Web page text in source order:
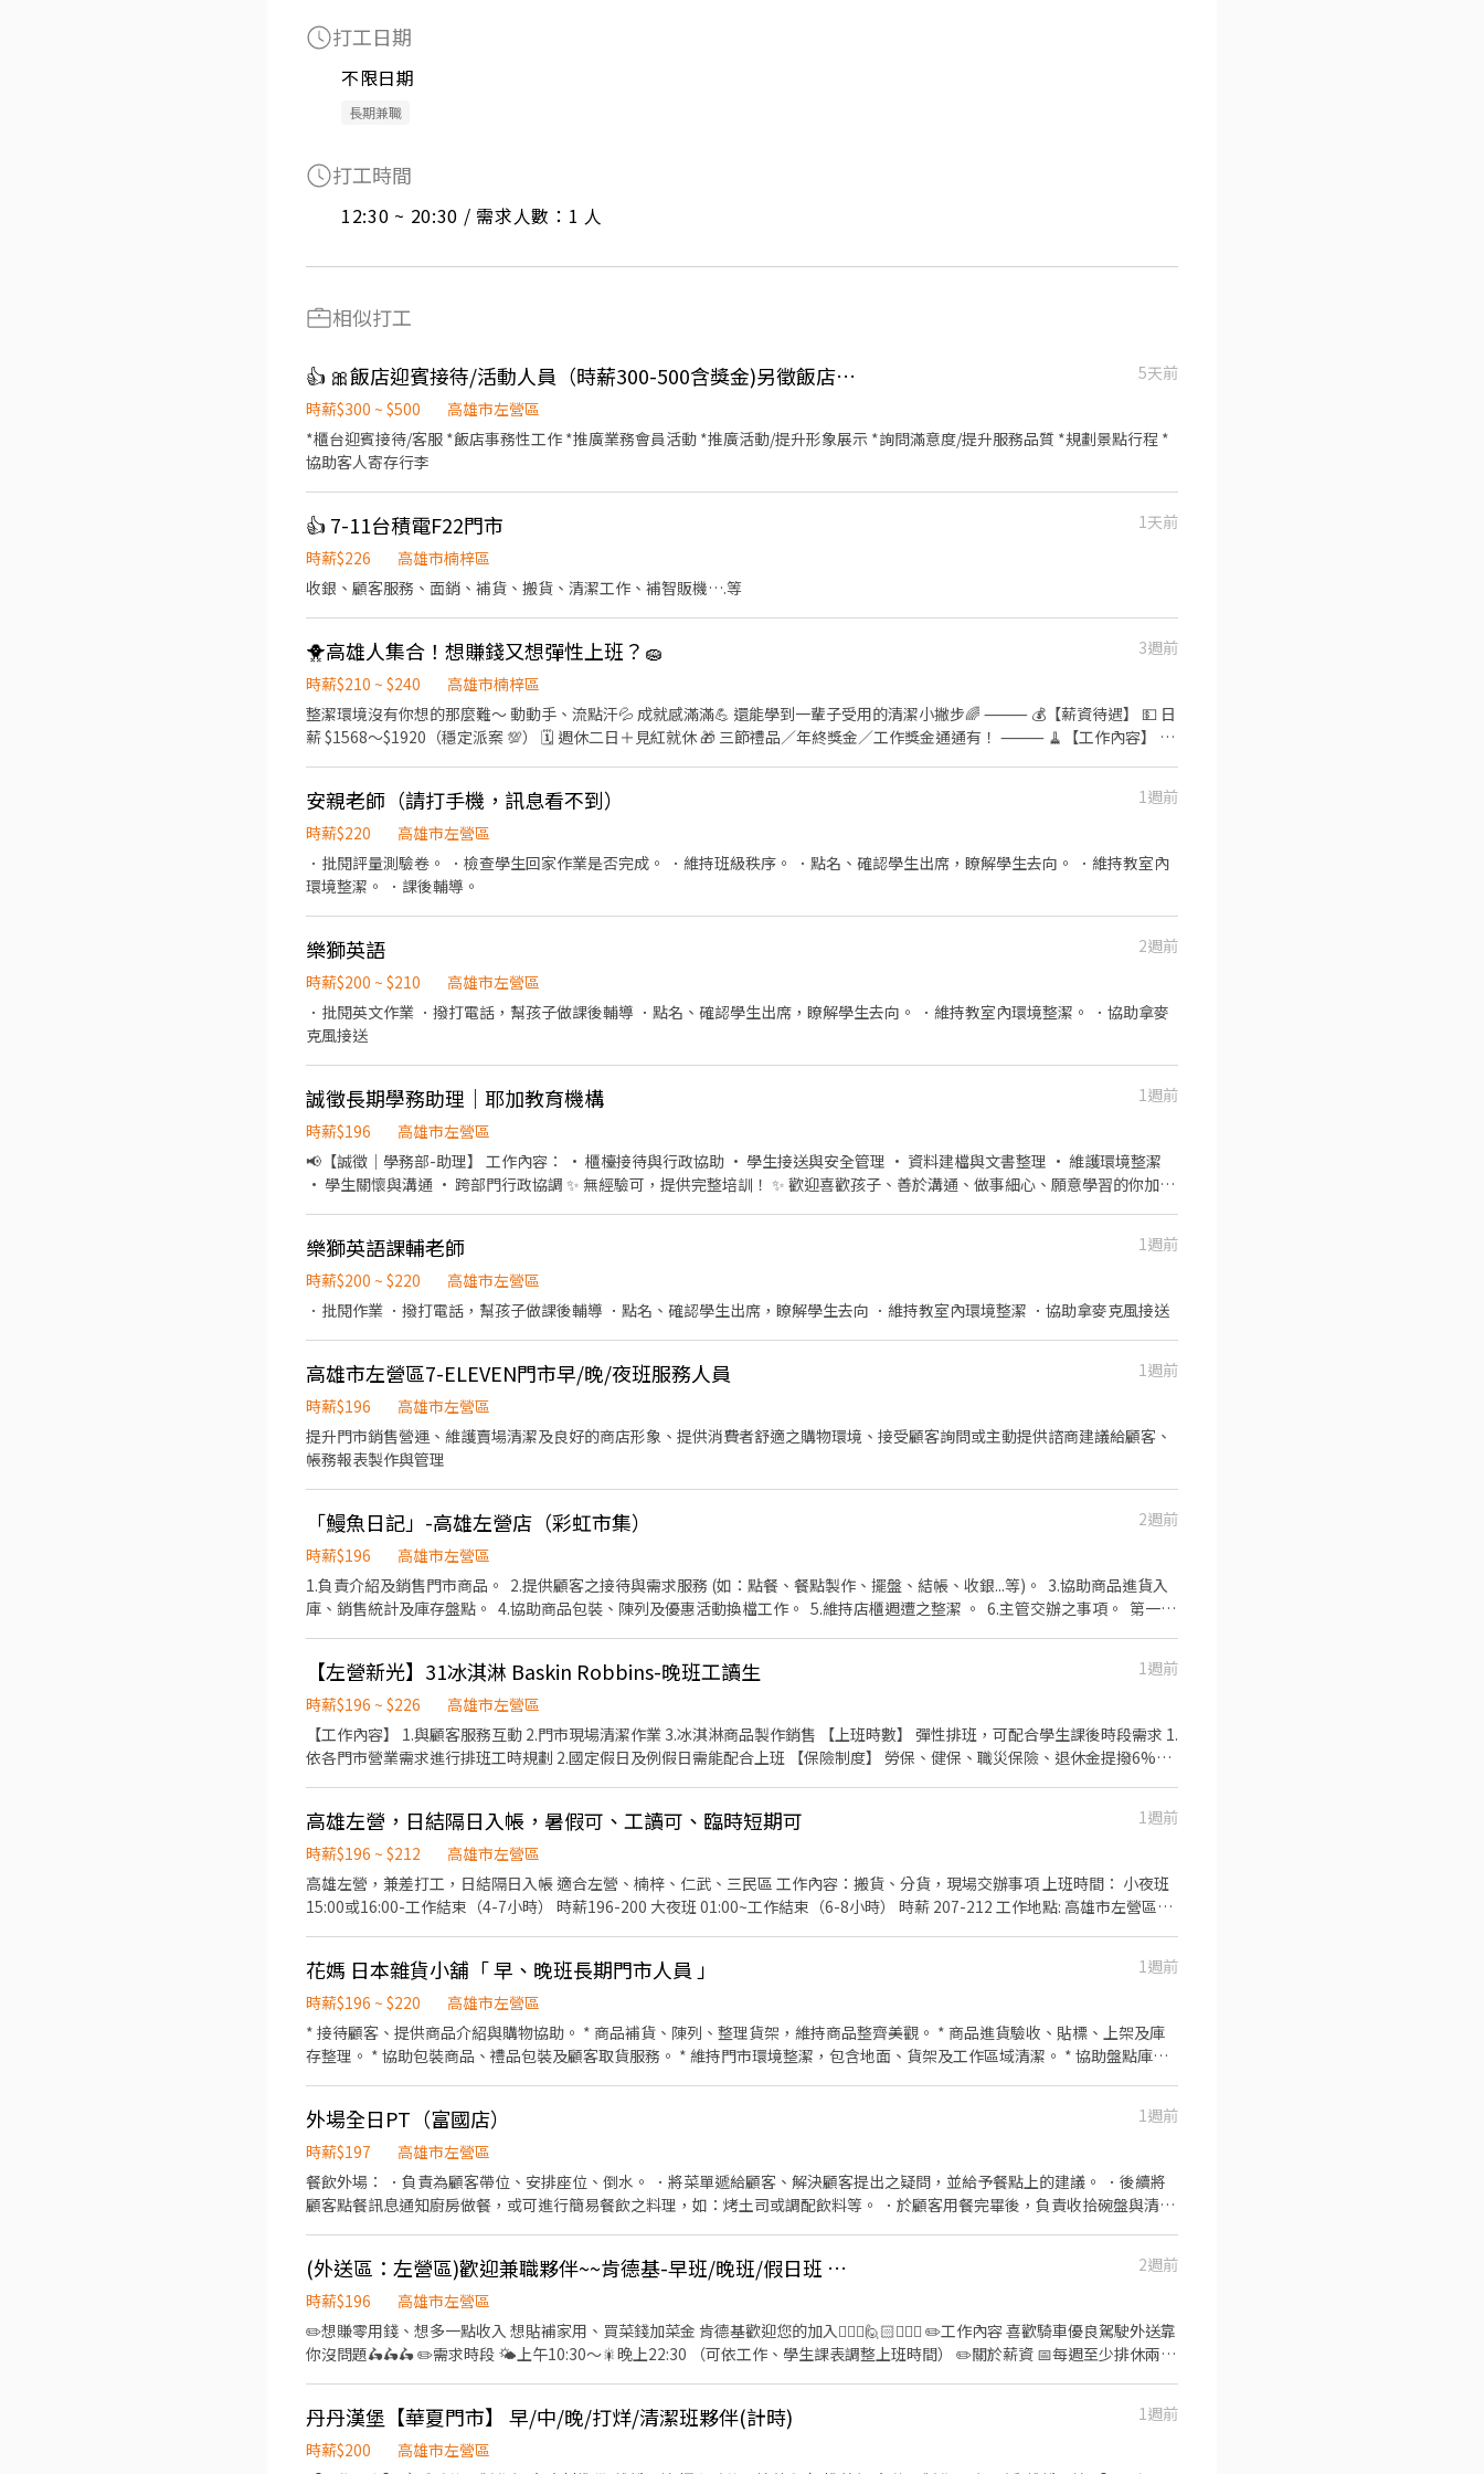
打工日期
不限日期
長期兼職
打工時間
12:30 ~ 20:30 / 需求人數：1 人
相似打工
👍 🎀飯店迎賓接待/活動人員（時薪300-500含獎金)另徵飯店優質清潔房務
5天前
時薪$300 ~ $500
高雄市左營區
*櫃台迎賓接待/客服 *飯店事務性工作 *推廣業務會員活動 *推廣活動/提升形象展示 *詢問滿意度/提升服務品質 *規劃景點行程 *
協助客人寄存行李
👍 7-11台積電F22門市
1天前
時薪$226
高雄市楠梓區
收銀、顧客服務、面銷、補貨、搬貨、清潔工作、補智販機….等
🐥高雄人集合！想賺錢又想彈性上班？🧽
3週前
時薪$210 ~ $240
高雄市楠梓區
整潔環境沒有你想的那麼難～ 動動手、流點汗💦 成就感滿滿💪 還能學到一輩子受用的清潔小撇步🌈 ⸻ 💰【薪資待遇】 💵 日
薪 $1568～$1920（穩定派案 💯） 🗓️ 週休二日＋見紅就休 🎁 三節禮品／年終獎金／工作獎金通通有！ ⸻ 🧹【工作內容】 🏠
依住家位置分派，車程約 35～60 分鐘內 🚗 近近上班、不用通勤太遠！ ⸻ 🕒【工作時段】 ☀️ 08:00～12:00 🌤️ 13:30～
17:30 🕓 可擇時段，半天 or 全天自己選！ ⸻ 🎉【超好福利】 ✔ 週休二日、見紅就休 ✔ 員工聚餐氣氛讚🎊 ✔ 免費制服＋全
套清潔工具（公司全配） ✔ 完整職前訓練＋在職訓練 ✔ 不收押金、不收保證金 ⸻ 🌟 想要一份「能賺錢又有成就感」的好工
作嗎？ 加入【樂家庭】💖 政府立案 × 穩定派案 × 自由排班 讓你的每一天都充滿「乾淨」與「滿足」✨
安親老師（請打手機，訊息看不到）
1週前
時薪$220
高雄市左營區
．批閱評量測驗卷。 ．檢查學生回家作業是否完成。 ．維持班級秩序。 ．點名、確認學生出席，瞭解學生去向。 ．維持教室內
環境整潔。 ．課後輔導。
樂獅英語
2週前
時薪$200 ~ $210
高雄市左營區
．批閱英文作業 ．撥打電話，幫孩子做課後輔導 ．點名、確認學生出席，瞭解學生去向。 ．維持教室內環境整潔。 ．協助拿麥
克風接送
誠徵長期學務助理｜耶加教育機構
1週前
時薪$196
高雄市左營區
📢【誠徵｜學務部-助理】 工作內容： • 櫃檯接待與行政協助 • 學生接送與安全管理 • 資料建檔與文書整理 • 維護環境整潔
• 學生關懷與溝通 • 跨部門行政協調 ✨ 無經驗可，提供完整培訓！ ✨ 歡迎喜歡孩子、善於溝通、做事細心、願意學習的你加入
樂獅英語課輔老師
1週前
時薪$200 ~ $220
高雄市左營區
．批閱作業 ．撥打電話，幫孩子做課後輔導 ．點名、確認學生出席，瞭解學生去向 ．維持教室內環境整潔 ．協助拿麥克風接送
高雄市左營區7-ELEVEN門市早/晚/夜班服務人員
1週前
時薪$196
高雄市左營區
提升門市銷售營運、維護賣場清潔及良好的商店形象、提供消費者舒適之購物環境、接受顧客詢問或主動提供諮商建議給顧客、
帳務報表製作與管理
「鰻魚日記」-高雄左營店（彩虹市集）
2週前
時薪$196
高雄市左營區
1.負責介紹及銷售門市商品。 2.提供顧客之接待與需求服務 (如：點餐、餐點製作、擺盤、結帳、收銀...等)。 3.協助商品進貨入
庫、銷售統計及庫存盤點。 4.協助商品包裝、陳列及優惠活動換檔工作。 5.維持店櫃週遭之整潔 。 6.主管交辦之事項。 第一個
【左營新光】31冰淇淋 Baskin Robbins-晚班工讀生
1週前
時薪$196 ~ $226
高雄市左營區
【工作內容】 1.與顧客服務互動 2.門市現場清潔作業 3.冰淇淋商品製作銷售 【上班時數】 彈性排班，可配合學生課後時段需求 1.
依各門市營業需求進行排班工時規劃 2.國定假日及例假日需能配合上班 【保險制度】 勞保、健保、職災保險、退休金提撥6%
高雄左營，日結隔日入帳，暑假可、工讀可、臨時短期可
1週前
時薪$196 ~ $212
高雄市左營區
高雄左營，兼差打工，日結隔日入帳 適合左營、楠梓、仁武、三民區 工作內容：搬貨、分貨，現場交辦事項 上班時間： 小夜班
15:00或16:00-工作結束（4-7小時） 時薪196-200 大夜班 01:00~工作結束（6-8小時） 時薪 207-212 工作地點: 高雄市左營區民
花媽 日本雜貨小舖「 早、晚班長期門市人員 」
1週前
時薪$196 ~ $220
高雄市左營區
* 接待顧客、提供商品介紹與購物協助。 * 商品補貨、陳列、整理貨架，維持商品整齊美觀。 * 商品進貨驗收、貼標、上架及庫
存整理。 * 協助包裝商品、禮品包裝及顧客取貨服務。 * 維持門市環境整潔，包含地面、貨架及工作區域清潔。 * 協助盤點庫存
外場全日PT（富國店）
1週前
時薪$197
高雄市左營區
餐飲外場： ．負責為顧客帶位、安排座位、倒水。 ．將菜單遞給顧客、解決顧客提出之疑問，並給予餐點上的建議。 ．後續將
顧客點餐訊息通知廚房做餐，或可進行簡易餐飲之料理，如：烤土司或調配飲料等。 ．於顧客用餐完畢後，負責收拾碗盤與清理
(外送區：左營區)歡迎兼職夥伴~~肯德基-早班/晚班/假日班 外送員-彈性排班 (騎公司車)
2週前
時薪$196
高雄市左營區
✏️想賺零用錢、想多一點收入 想貼補家用、買菜錢加菜金 肯德基歡迎您的加入🙋🏻‍♀️🙋🏻🙋🏻‍♂️ ✏️工作內容 喜歡騎車優良駕駛外送靠
你沒問題🛵🛵🛵 ✏️需求時段 🌤上午10:30～🎇晚上22:30 （可依工作、學生課表調整上班時間） ✏️關於薪資 📅每週至少排休兩天
丹丹漢堡【華夏門市】 早/中/晚/打烊/清潔班夥伴(計時)
1週前
時薪$200
高雄市左營區